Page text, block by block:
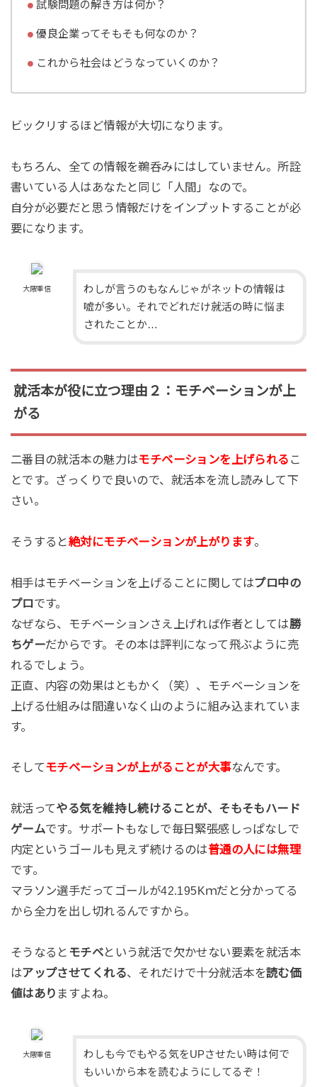
試験問題の解き方は何か？
優良企業ってそもそも何なのか？
これから社会はどうなっていくのか？
ビックリするほど情報が大切になります。
もちろん、全ての情報を鵜呑みにはしていません。所詮
書いている人はあなたと同じ「人間」なので。
自分が必要だと思う情報だけをインプットすることが必
要になります。
大隈重信
わしが言うのもなんじゃがネットの情報は
嘘が多い。それでどれだけ就活の時に悩ま
されたことか…
就活本が役に立つ理由２：モチベーションが上
がる
二番目の就活本の魅力はモチベーションを上げられる こ
とです。ざっくりで良いので、就活本を流し読みして下
さい。
そうすると絶対にモチベーションが上がります。
相手はモチベーションを上げることに関してはプロ中の
プロです。
なぜなら、モチベーションさえ上げれば作者としては勝
ちゲーだからです。その本は評判になって飛ぶように売
れるでしょう。
正直、内容の効果はともかく（笑）、モチベーションを
上げる仕組みは間違いなく山のように組み込まれていま
す。
そしてモチベーションが上がることが大事なんです。
就活ってやる気を維持し続けることが、そもそもハード
ゲームです。サポートもなしで毎日緊張感しっぱなしで
内定というゴールも見えず続けるのは普通の人には無理
です。
マラソン選手だってゴールが42.195Kｍだと分かってる
から全力を出し切れるんですから。
そうなると モチベという就活で欠かせない要素を就活本
はアップさせてくれる、それだけで十分就活本を読む価
値はあり ますよね。
大隈重信
わしも今でもやる気をUPさせたい時は何で
もいいから本を読むようにしてるぞ！